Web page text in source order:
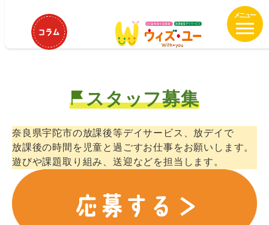
へ
移
動
ウィズ・ユー榛原 保育士、児童指
導員募集中
スタッフ募集
奈良県宇陀市の放課後等デイサービス、放デイで
放課後の時間を児童と過ごすお仕事をお願いします。
遊びや課題取り組み、送迎などを担当します。